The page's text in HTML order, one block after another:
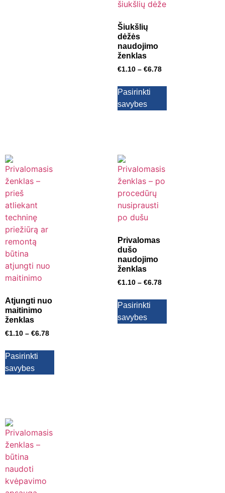
Šiukšlių
dėžės
naudojimo
ženklas
€1.10 – €6.78
Pasirinkti
savybes
Atjungti nuo
maitinimo
ženklas
€1.10 – €6.78
Pasirinkti
savybes
Privalomas
dušo
naudojimo
ženklas
€1.10 – €6.78
Pasirinkti
savybes